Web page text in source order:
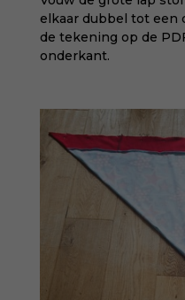
elkaar dubbel tot een
de tekening op de
onderkant.